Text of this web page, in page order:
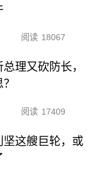
阅读 18067
理又砍防长，
阅读 17409
坚这艘巨轮，或